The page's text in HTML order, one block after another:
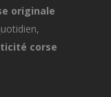
originale
corse